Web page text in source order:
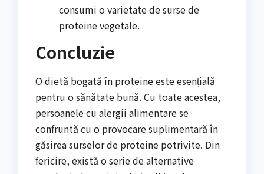
consumi o varietate de surse de
proteine vegetale.
Concluzie
O dietă bogată în proteine este esențială
pentru o sănătate bună. Cu toate acestea,
persoanele cu alergii alimentare se
confruntă cu o provocare suplimentară în
găsirea surselor de proteine potrivite. Din
fericire, există o serie de alternative